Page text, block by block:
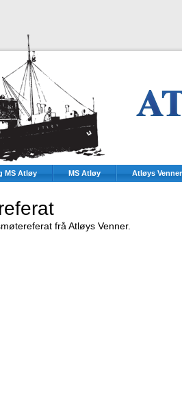
MS Atløy MS Atløy Atløys Venner
frå Atløys Venner.